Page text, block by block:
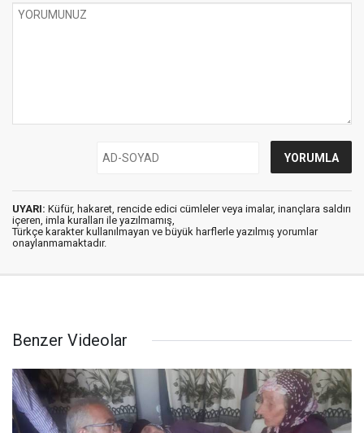
UYARI: Küfür, hakaret, rencide edici cümleler veya imalar, inançlara saldırı
içeren, imla kuralları ile yazılmamış,
Türkçe karakter kullanılmayan ve büyük harflerle yazılmış yorumlar
onaylanmamaktadır.
Benzer Videolar